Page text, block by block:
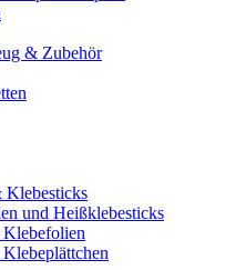
& Zubehör
Klebesticks
und Heißklebesticks